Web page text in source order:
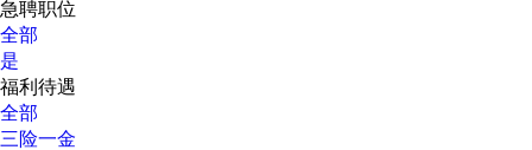
急聘职位
全部
是
福利待遇
全部
三险一金